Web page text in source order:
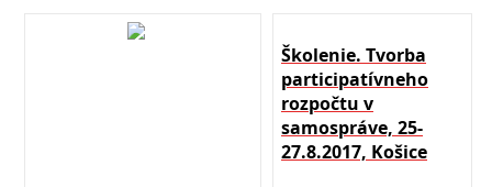
Školenie. Tvorba
participatívneho
rozpočtu v
samospráve, 25-
27.8.2017, Košice